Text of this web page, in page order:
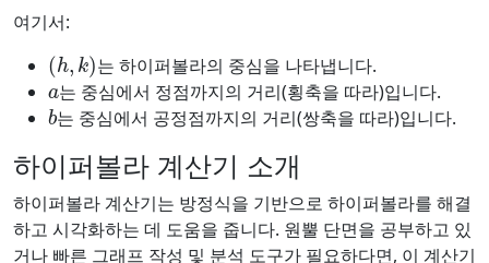
여기서:
(h k)
는 하이퍼볼라의 중심을 나타냅니다.
a
는 중심에서 정점까지의 거리(횡축을 따라)입니다.
b
는 중심에서 공정점까지의 거리(쌍축을 따라)입니다.
하이퍼볼라 계산기 소개
하이퍼볼라 계산기는 방정식을 기반으로 하이퍼볼라를 해결
하고 시각화하는 데 도움을 줍니다. 원뿔 단면을 공부하고 있
거나 빠른 그래프 작성 및 분석 도구가 필요하다면, 이 계산기